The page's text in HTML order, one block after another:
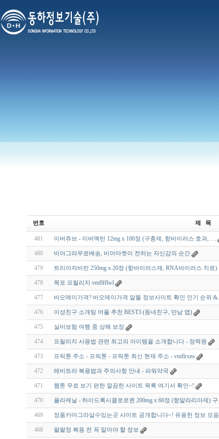
번호 제 목
481 이버쥬브 - 이버멕틴 12mg x 100정 (구충제, 항바이러스 효과, …
480 비아그라무료배송, 비아마켓이 전하는 자신감의 순간
479 트리아자비린 250mg x 20정 (항바이러스제, RNA바이러스 치료
478 목포 프릴리지 vmflfflwl
477 바오메이가격? 바오메이가격 알뜰 정보사이트 확인 인기 순위
476 이성친구 소개팅 어플 추천 BEST3 (동네친구, 만남 앱)
475 실비보험 여행 중 상해 보장
474 프릴리지 사용법 관련 최고의 아이템을 소개합니다 - 정력원
473 프릭툰 주소 - 프릭툰 - 프릭툰 최신 현재 주소 - vmflrxns
472 레비트라 복용법과 주의사항 안내 - 파워약국
471 웹툰 무료 보기 편한 깔끔한 사이트 목록 여기서 확인~!
470 플라케닐 - 하이드록시클로로퀸 200mg x 60정 (항말라리아제)
469 정품카마그라살수있는곳 사이트 공개합니다~! 유용한 정보 모
468 팔팔정 복용 전 꼭 알아야 할 정보